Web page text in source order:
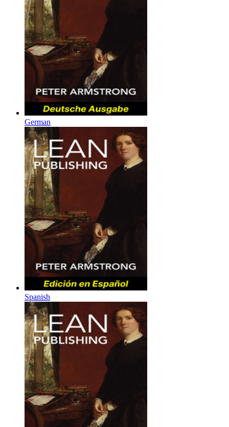
German
Spanish